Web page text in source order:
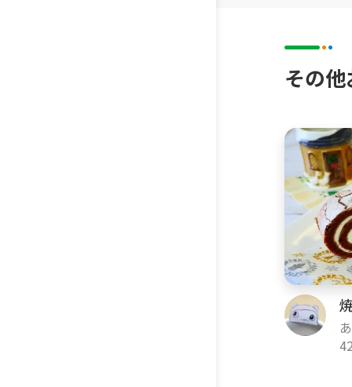
仕上げ
1．焼き
2．ラッ
3．プレ
その